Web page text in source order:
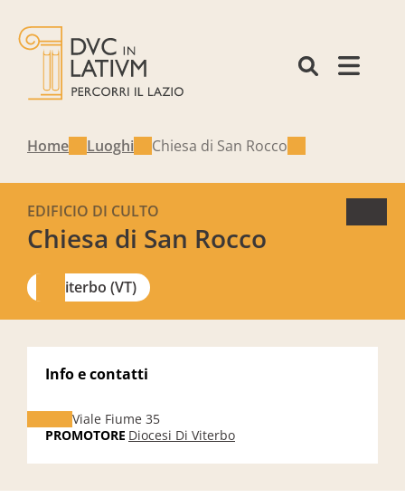
Home Luoghi Chiesa di San Rocco
Chiesa di San Rocco
EDIFICIO DI CULTO
Viterbo (VT)
Info e contatti
Viale Fiume 35
PROMOTORE Diocesi Di Viterbo